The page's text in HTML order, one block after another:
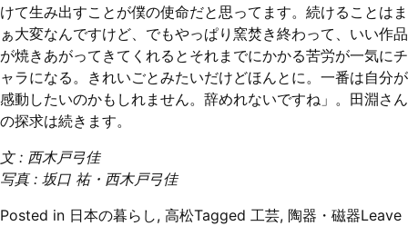
けて生み出すことが僕の使命だと思ってます。続けることはま
ぁ大変なんですけど、でもやっぱり窯焚き終わって、いい作品
が焼きあがってきてくれるとそれまでにかかる苦労が一気にチ
ャラになる。きれいごとみたいだけどほんとに。一番は自分が
感動したいのかもしれません。辞めれないですね」。田淵さん
の探求は続きます。
文 : 西木戸弓佳
写真 : 坂口 祐・西木戸弓佳
Posted in 日本の暮らし, 高松Tagged 工芸, 陶器・磁器Leave